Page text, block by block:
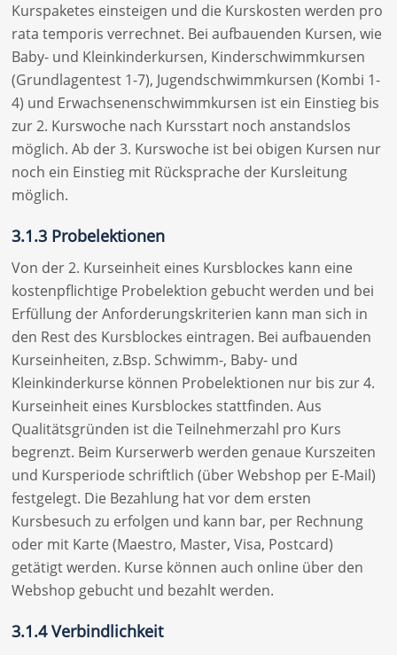
Kurspaketes einsteigen und die Kurskosten werden pro
rata temporis verrechnet. Bei aufbauenden Kursen, wie
Baby- und Kleinkinderkursen, Kinderschwimmkursen
(Grundlagentest 1-7), Jugendschwimmkursen (Kombi 1-
4) und Erwachsenenschwimmkursen ist ein Einstieg bis
zur 2. Kurswoche nach Kursstart noch anstandslos
möglich. Ab der 3. Kurswoche ist bei obigen Kursen nur
noch ein Einstieg mit Rücksprache der Kursleitung
möglich.
3.1.3 Probelektionen
Von der 2. Kurseinheit eines Kursblockes kann eine
kostenpflichtige Probelektion gebucht werden und bei
Erfüllung der Anforderungskriterien kann man sich in
den Rest des Kursblockes eintragen. Bei aufbauenden
Kurseinheiten, z.Bsp. Schwimm-, Baby- und
Kleinkinderkurse können Probelektionen nur bis zur 4.
Kurseinheit eines Kursblockes stattfinden. Aus
Qualitätsgründen ist die Teilnehmerzahl pro Kurs
begrenzt. Beim Kurserwerb werden genaue Kurszeiten
und Kursperiode schriftlich (über Webshop per E-Mail)
festgelegt. Die Bezahlung hat vor dem ersten
Kursbesuch zu erfolgen und kann bar, per Rechnung
oder mit Karte (Maestro, Master, Visa, Postcard)
getätigt werden. Kurse können auch online über den
Webshop gebucht und bezahlt werden.
3.1.4 Verbindlichkeit